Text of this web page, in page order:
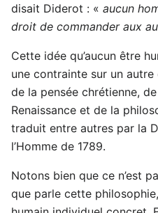
disait Diderot : « aucun
droit de commander aux
Cette idée qu’aucun être
une contrainte sur un
de la pensée chrétienne, de
Renaissance et de la
traduit entre autres par la
l’Homme de 1789.
Notons bien que ce n’est
que parle cette